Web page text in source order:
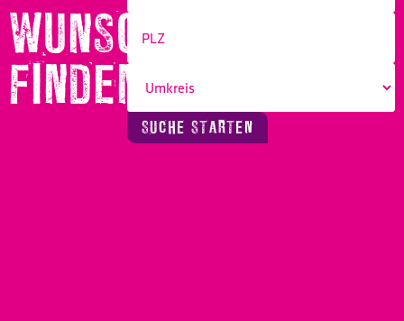
WUNSCHBERUF
FINDEN!
SUCHE STARTEN